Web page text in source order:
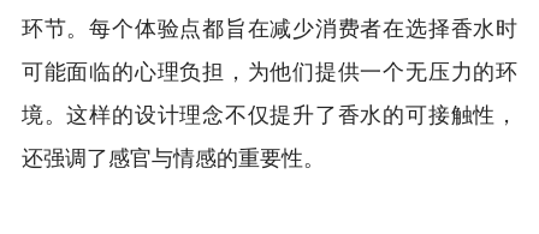
环节。每个体验点都旨在减少消费者在选择香水时
可能面临的心理负担，为他们提供一个无压力的环
境。这样的设计理念不仅提升了香水的可接触性，
还强调了感官与情感的重要性。